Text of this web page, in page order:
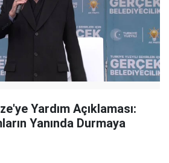
Yardım Açıklaması:
Yanında Durmaya